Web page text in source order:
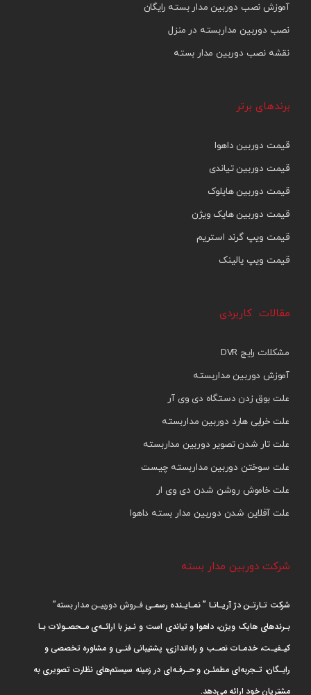
آموزش نصب دوربین مدار بسته رایگان
نصب دوربین مداربسته در منزل
نقشه نصب دوربین مدار بسته
برندهای برتر
قیمت دوربین داهوا
قیمت دوربین تیاندی
قیمت دوربین هایلوک
قیمت دوربین هایک ویژن
قیمت ویپ گرند استریم
قیمت ویپ یالینک
مقالات کاربردی
مشکلات رایج DVR
آموزش دوربین مداربسته
علت بوق زدن دستگاه دی وی آر
علت خرابی هارد دوربین مداربسته
علت تار شدن تصویر دوربین مداربسته
علت سوختن دوربین مداربسته چیست
علت خاموش روشن شدن دی وی ار
علت آفلاین شدن دوربین مدار بسته داهوا
شرکت دوربین مدار بسته
شرکت تـارتـن دژ آریـانـا ” نمـایـنده رسمـیفـروش دوربیـن مدار بسته”
بـرندهای هایک ویژن، داهوا و تیاندی است و نـیز با ارائـه‌ی مـحصـولات بـا
کیـفیـت، خدمـات نصـب و راه‌اندازی، پشتیبانی فنـی و مشاوره تخصصی و
رایـگان، تـجربه‌ای مطمئـن و حـرفـه‌ای در زمینه سیستم‌های نظارت تصویری به
مشتریان خود ارائه می‌دهد.